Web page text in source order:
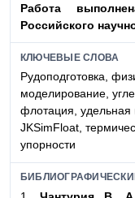
Работа
Российского науч
КЛЮЧЕВЫЕ СЛОВА
Рудоподготовка,
моделирование,
флотация, удельная
JKSimFloat,
упорности